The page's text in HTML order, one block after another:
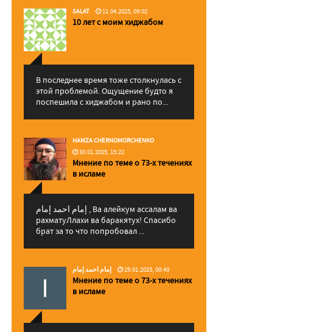
SALAT 11.04.2025, 09:02
10 лет с моим хиджабом
В последнее время тоже столкнулась с
этой проблемой. Ощущение будто я
поспешила с хиджабом и рано по...
HAMZA CHERNOMORCHENKO
30.01.2025, 15:22
Мнение по теме о 73-х течениях
в исламе
إمام احمد إمام , Ва алейкум ассалам ва
рахматуЛлахи ва баракятух! Спасибо
брат за то что попробовал ...
إمام احمد إمام 29.01.2025, 00:43
Мнение по теме о 73-х течениях
в исламе